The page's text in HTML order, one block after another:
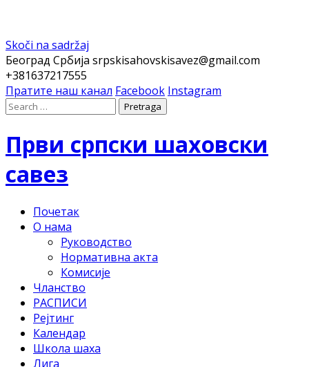
Skoči na sadržaj
Београд Србија srpskisahovskisavez@gmail.com
+381637217555
Пратите наш канал Facebook Instagram
Први српски шаховски
савез
Почетак
О нама
Руководство
Нормативна акта
Комисије
Чланство
РАСПИСИ
Рејтинг
Календар
Школа шаха
Лига